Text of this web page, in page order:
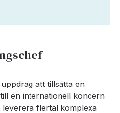
att tillsätta en
en internationell koncern
leverera flertal komplexa